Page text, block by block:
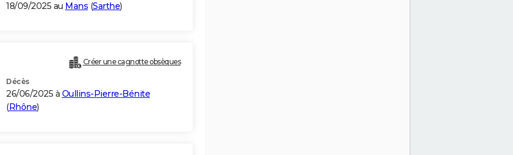
18/09/2025 au Mans (Sarthe)
Créer une cagnotte obsèques
Décès
26/06/2025 à Oullins-Pierre-Bénite
(Rhône)